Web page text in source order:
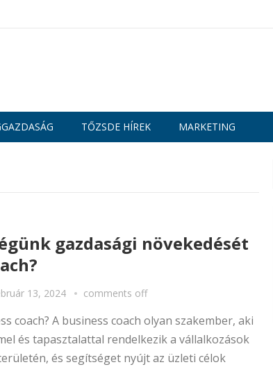
TŐZSDE HÍREK MARKETING
gazdasági növekedését
13, 2024 comments off
coach? A business coach olyan szakember, aki
és tapasztalattal rendelkezik a vállalkozások
és segítséget nyújt az üzleti célok